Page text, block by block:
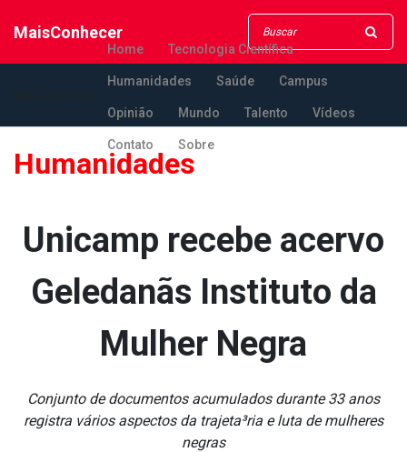
MaisConhecer
Home Tecnologia Científica
Humanidades Saúde Campus
Opinião Mundo Talento Vídeos
Contato Sobre
Humanidades
Unicamp recebe acervo
Geledanãs Instituto da
Mulher Negra
Conjunto de documentos acumulados durante 33 anos
registra vários aspectos da trajeta³ria e luta de mulheres
negras